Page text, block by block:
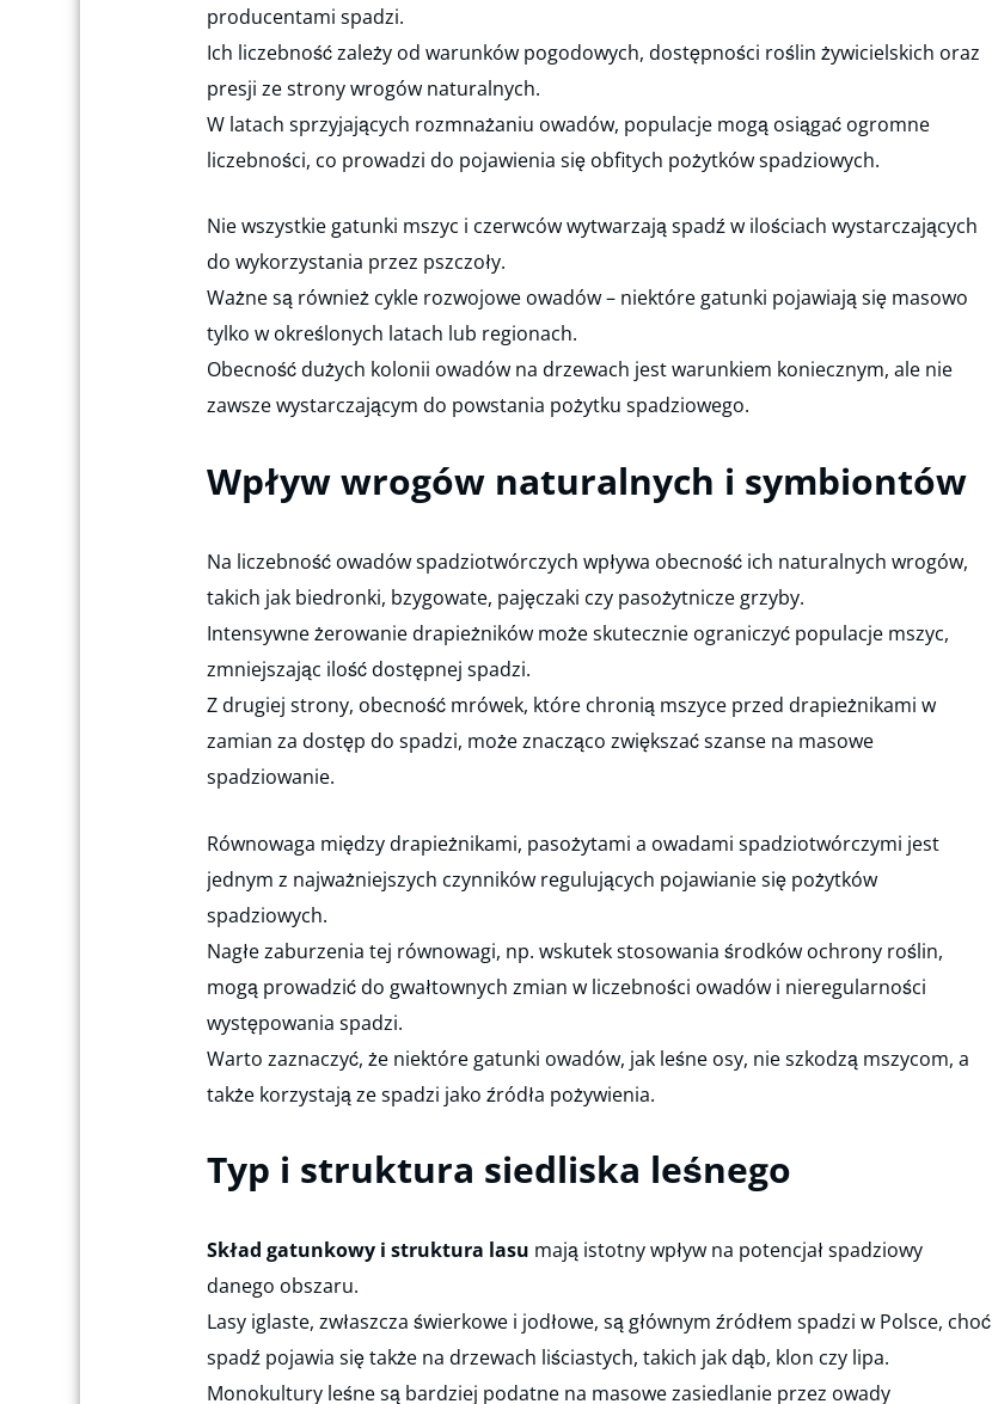
producentami spadzi.
Ich liczebność zależy od warunków pogodowych, dostępności roślin żywicielskich oraz
presji ze strony wrogów naturalnych.
W latach sprzyjających rozmnażaniu owadów, populacje mogą osiągać ogromne
liczebności, co prowadzi do pojawienia się obfitych pożytków spadziowych.
Nie wszystkie gatunki mszyc i czerwców wytwarzają spadź w ilościach wystarczających
do wykorzystania przez pszczoły.
Ważne są również cykle rozwojowe owadów – niektóre gatunki pojawiają się masowo
tylko w określonych latach lub regionach.
Obecność dużych kolonii owadów na drzewach jest warunkiem koniecznym, ale nie
zawsze wystarczającym do powstania pożytku spadziowego.
Wpływ wrogów naturalnych i symbiontów
Na liczebność owadów spadziotwórczych wpływa obecność ich naturalnych wrogów,
takich jak biedronki, bzygowate, pajęczaki czy pasożytnicze grzyby.
Intensywne żerowanie drapieżników może skutecznie ograniczyć populacje mszyc,
zmniejszając ilość dostępnej spadzi.
Z drugiej strony, obecność mrówek, które chronią mszyce przed drapieżnikami w
zamian za dostęp do spadzi, może znacząco zwiększać szanse na masowe
spadziowanie.
Równowaga między drapieżnikami, pasożytami a owadami spadziotwórczymi jest
jednym z najważniejszych czynników regulujących pojawianie się pożytków
spadziowych.
Nagłe zaburzenia tej równowagi, np. wskutek stosowania środków ochrony roślin,
mogą prowadzić do gwałtownych zmian w liczebności owadów i nieregularności
występowania spadzi.
Warto zaznaczyć, że niektóre gatunki owadów, jak leśne osy, nie szkodzą mszycom, a
także korzystają ze spadzi jako źródła pożywienia.
Typ i struktura siedliska leśnego
Skład gatunkowy i struktura lasu mają istotny wpływ na potencjał spadziowy
danego obszaru.
Lasy iglaste, zwłaszcza świerkowe i jodłowe, są głównym źródłem spadzi w Polsce, choć
spadź pojawia się także na drzewach liściastych, takich jak dąb, klon czy lipa.
Monokultury leśne są bardziej podatne na masowe zasiedlanie przez owady